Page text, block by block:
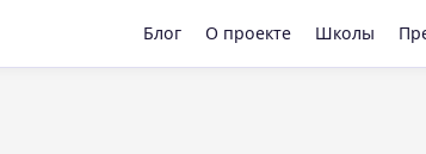
Блог О проекте Школы